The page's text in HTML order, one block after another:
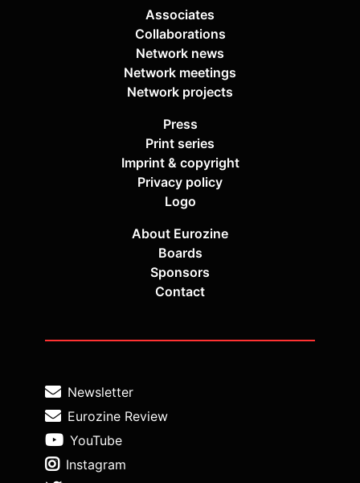
Associates
Collaborations
Network news
Network meetings
Network projects
Press
Print series
Imprint & copyright
Privacy policy
Logo
About Eurozine
Boards
Sponsors
Contact
Newsletter
Eurozine Review
YouTube
Instagram